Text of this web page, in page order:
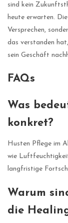
sind kein
heute erwarten.
Versprechen,
das verstanden
sein Geschäft
FAQs
Was
konkret?
Husten Pflege im
wie
langfristige
Warum
die